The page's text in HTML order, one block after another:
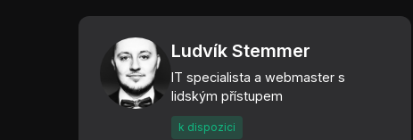
Ludvík Stemmer
IT specialista a webmaster s
lidským přístupem
k dispozici